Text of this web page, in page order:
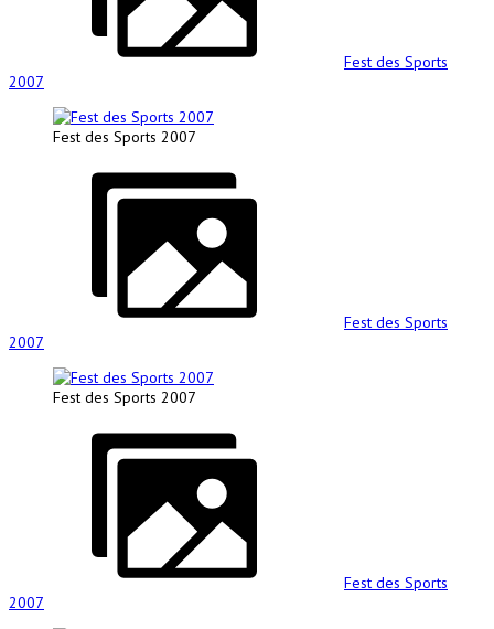
Fest des Sports
2007
Fest des Sports 2007
Fest des Sports
2007
Fest des Sports 2007
Fest des Sports
2007